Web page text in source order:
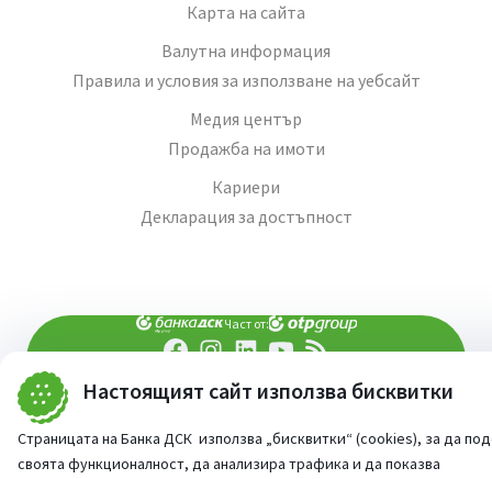
Настоящият сайт използва бисквитки
Страницата на Банка ДСК използва „бисквитки“ (cookies), за да
своята функционалност, да анализира трафика и да показва
Карта на сайта
Валутна информация
Правила и условия за използване на уебсайт
Медия център
Продажба на имоти
Кариери
Декларация за достъпност
Част от:
При въпроси -попитай AI асистента ни
Сайт от:StudioX